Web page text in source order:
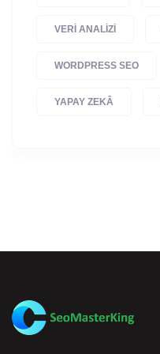
VERI ANALIZI
WORDPRESS SEO
YAPAY ZEKÂ